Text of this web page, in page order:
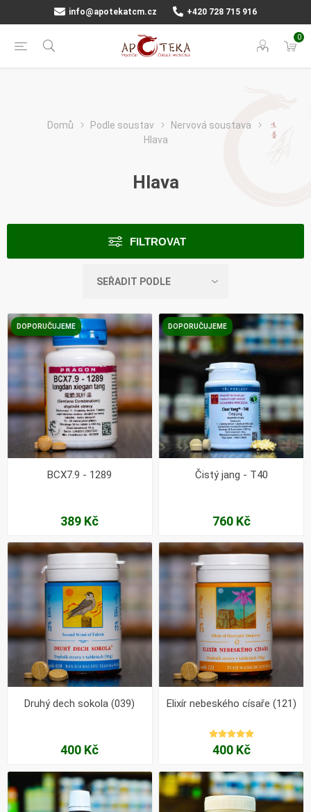
info@apotekatcm.cz +420 728 715 916
0
Domů Podle soustav
Nervová soustava
Hlava
Hlava
FILTROVAT
DOPORUČUJEME
BCX7.9 - 1289
389 Kč
DOPORUČUJEME
Čistý jang - T40
760 Kč
Druhý dech sokola (039)
400 Kč
Elixír nebeského císaře (121)
400 Kč